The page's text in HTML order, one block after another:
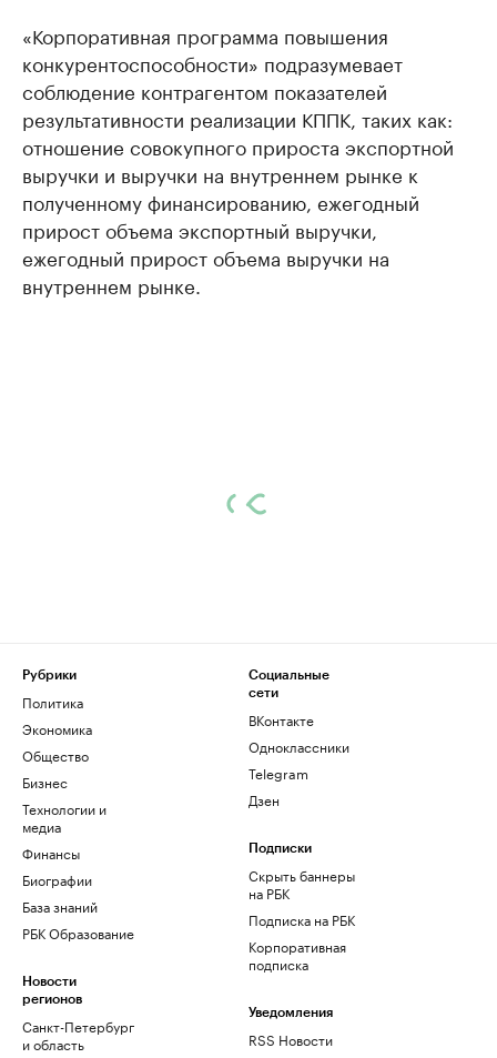
«Корпоративная программа повышения
конкурентоспособности» подразумевает
соблюдение контрагентом показателей
результативности реализации КППК, таких как:
отношение совокупного прироста экспортной
выручки и выручки на внутреннем рынке к
полученному финансированию, ежегодный
прирост объема экспортный выручки,
ежегодный прирост объема выручки на
внутреннем рынке.
Рубрики
Политика
Экономика
Общество
Бизнес
Технологии и
медиа
Финансы
Биографии
База знаний
РБК Образование
Новости
регионов
Санкт-Петербург
и область
Социальные
сети
ВКонтакте
Одноклассники
Telegram
Дзен
Подписки
Скрыть баннеры
на РБК
Подписка на РБК
Корпоративная
подписка
Уведомления
RSS Новости